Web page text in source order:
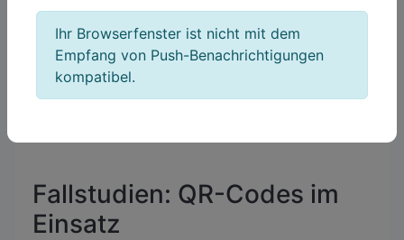
Codes:
Bieten Sie detaillierte Künstlerbiografien und
Einblicke in Projekte.
Stellen Sie Übersetzungen und
Sprachunterstützung für internationale
Fallstudien: QR-Codes im
Einsatz
Ihr Browserfenster ist nicht mit dem
Empfang von Push-Benachrichtigungen
kompatibel.